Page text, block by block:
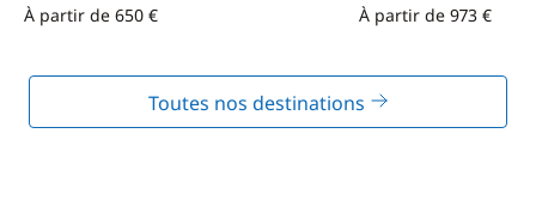
À partir de 650 € À partir de 973 €
Toutes nos destinations